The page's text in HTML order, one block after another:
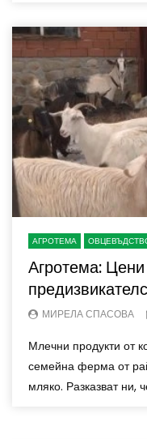
АГРОТЕМА
Агротема:
МИРЕЛА СПАСОВА
Млечни продукти от
семейна ферма от
мляко. Разказват ни,